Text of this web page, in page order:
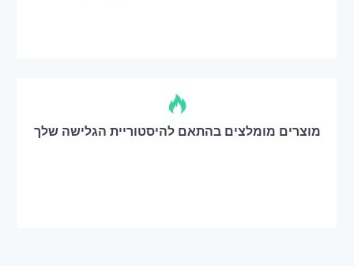
מוצרים מומלצים בהתאם להיסטוריית הגלישה שלך